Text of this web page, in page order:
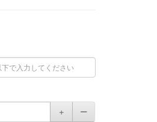
＋
ー